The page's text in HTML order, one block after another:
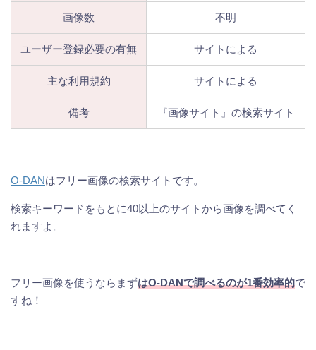
画像数 不明
ユーザー登録必要の有無 サイトによる
主な利用規約 サイトによる
備考 『画像サイト』の検索サイト
O-DANはフリー画像の検索サイトです。
検索キーワードをもとに40以上のサイトから画像を調べてく
れますよ。
フリー画像を使うならまずはO-DANで調べるのが1番効率的で
すね！